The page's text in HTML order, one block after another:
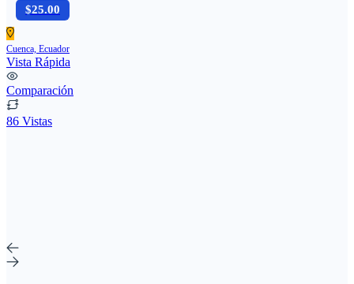
$25.00
Cuenca, Ecuador
Vista Rápida
Comparación
86 Vistas